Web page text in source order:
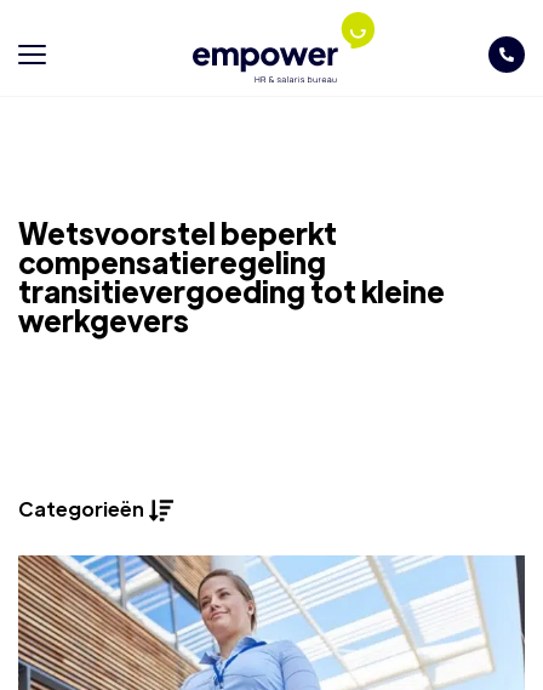
Wetsvoorstel beperkt
compensatieregeling
transitievergoeding tot kleine
werkgevers
Categorieën